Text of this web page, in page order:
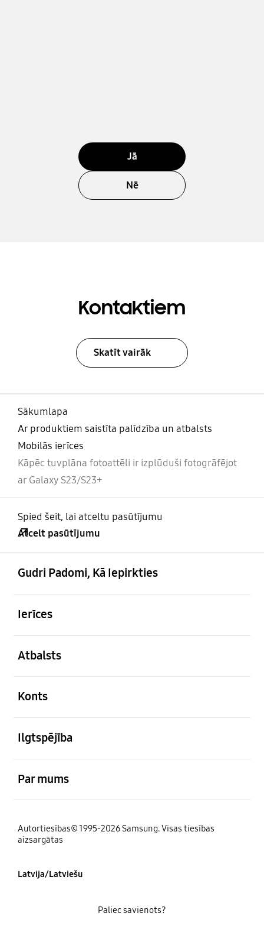
Jā
Nē
Kontaktiem
Skatīt vairāk
Sākumlapa
Ar produktiem saistīta palīdzība un atbalsts
Mobilās ierīces
Kāpēc tuvplāna fotoattēli ir izplūduši fotogrāfējot
ar Galaxy S23/S23+
Spied šeit, lai atceltu pasūtījumu
Atcelt pasūtījumu
Gudri Padomi, Kā Iepirkties
Ierīces
Atbalsts
Konts
Ilgtspējība
Par mums
Autortiesības© 1995-2026 Samsung. Visas tiesības
aizsargātas
Latvija/Latviešu
Paliec savienots?